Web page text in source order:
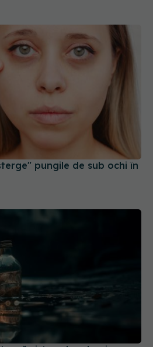
pungile de sub ochi în
sistemul endocrin.
cancer